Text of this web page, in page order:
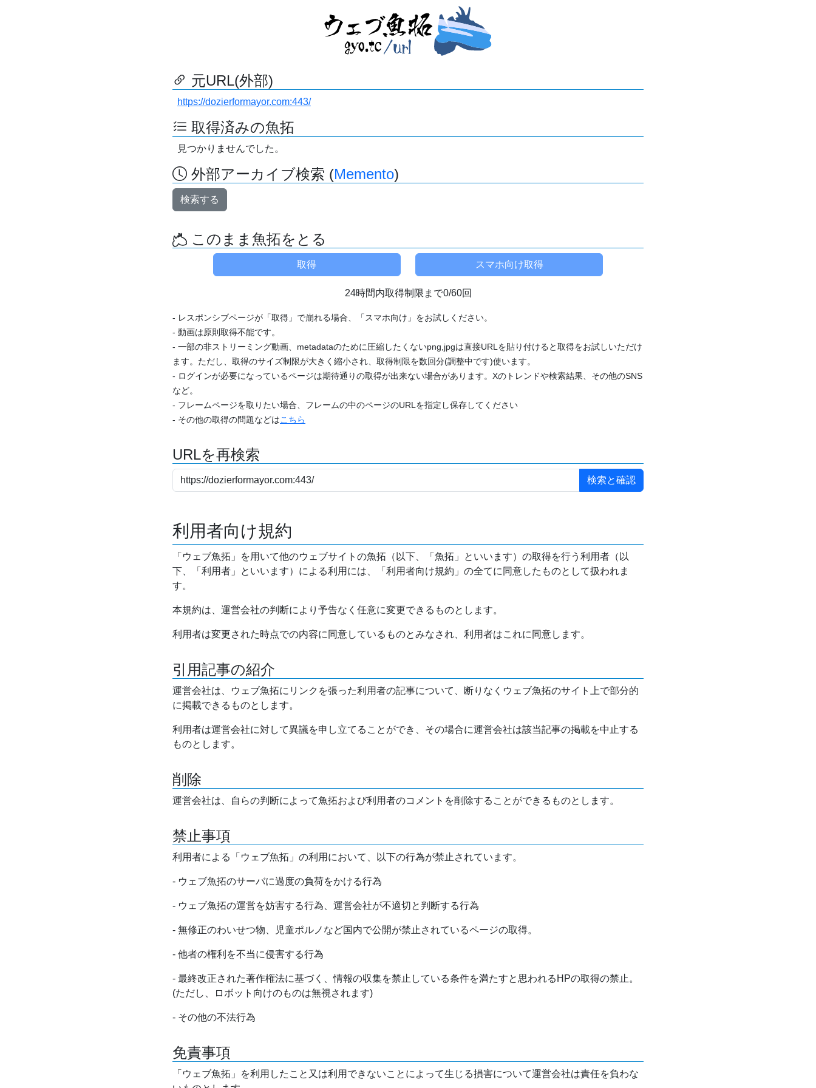
元URL(外部)
https://dozierformayor.com:443/
取得済みの魚拓
見つかりませんでした。
外部アーカイブ検索 (Memento)
検索する
このまま魚拓をとる
24時間内取得制限まで0/60回
- レスポンシブページが「取得」で崩れる場合、「スマホ向け」をお試しください。
- 動画は原則取得不能です。
- 一部の非ストリーミング動画、metadataのために圧縮したくないpng,jpgは直接URLを貼り付けると取得をお試しいただけ
ます。ただし、取得のサイズ制限が大きく縮小され、取得制限を数回分(調整中です)使います。
- ログインが必要になっているページは期待通りの取得が出来ない場合があります。Xのトレンドや検索結果、その他のSNS
など。
- フレームページを取りたい場合、フレームの中のページのURLを指定し保存してください
- その他の取得の問題などはこちら
URLを再検索
利用者向け規約
「ウェブ魚拓」を用いて他のウェブサイトの魚拓（以下、「魚拓」といいます）の取得を行う利用者（以
下、「利用者」といいます）による利用には、「利用者向け規約」の全てに同意したものとして扱われま
す。
本規約は、運営会社の判断により予告なく任意に変更できるものとします。
利用者は変更された時点での内容に同意しているものとみなされ、利用者はこれに同意します。
引用記事の紹介
運営会社は、ウェブ魚拓にリンクを張った利用者の記事について、断りなくウェブ魚拓のサイト上で部分的
に掲載できるものとします。
利用者は運営会社に対して異議を申し立てることができ、その場合に運営会社は該当記事の掲載を中止する
ものとします。
削除
運営会社は、自らの判断によって魚拓および利用者のコメントを削除することができるものとします。
禁止事項
利用者による「ウェブ魚拓」の利用において、以下の行為が禁止されています。
- ウェブ魚拓のサーバに過度の負荷をかける行為
- ウェブ魚拓の運営を妨害する行為、運営会社が不適切と判断する行為
- 無修正のわいせつ物、児童ポルノなど国内で公開が禁止されているページの取得。
- 他者の権利を不当に侵害する行為
- 最終改正された著作権法に基づく、情報の収集を禁止している条件を満たすと思われるHPの取得の禁止。
(ただし、ロボット向けのものは無視されます)
- その他の不法行為
免責事項
「ウェブ魚拓」を利用したこと又は利用できないことによって生じる損害について運営会社は責任を負わな